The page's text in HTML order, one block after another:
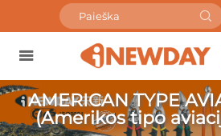
AMERICAN TYPE
(Amerikos tipo